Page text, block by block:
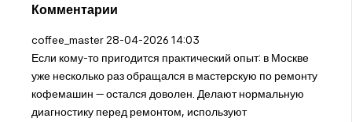
Комментарии
coffee_master 28-04-2026 14:03
Если кому-то пригодится практический опыт: в Москве
уже несколько раз обращался в мастерскую по ремонту
кофемашин — остался доволен. Делают нормальную
диагностику перед ремонтом, используют